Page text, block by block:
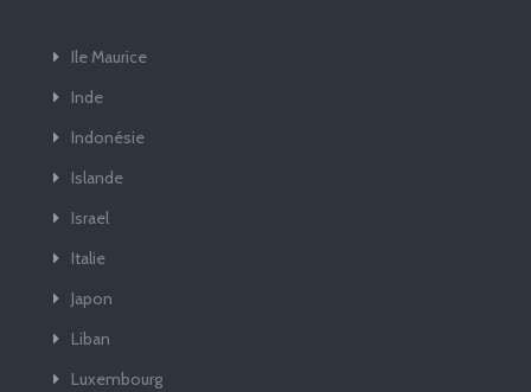
Ile Maurice
Inde
Indonésie
Islande
Israel
Italie
Japon
Liban
Luxembourg